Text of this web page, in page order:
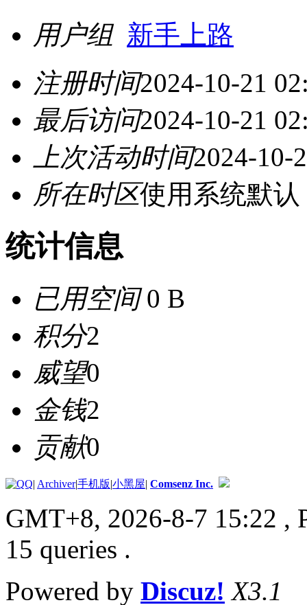
用户组 新手上路
注册时间2024-10-21
最后访问2024-10-21
上次活动时间2024-10-
所在时区使用系统默认
统计信息
已用空间0 B
积分2
威望0
金钱2
贡献0
| Archiver|手机版|小黑屋| Comsenz Inc.
GMT+8, 2026-8-7 15:22 ,
15 queries .
Powered by Discuz! X3.1